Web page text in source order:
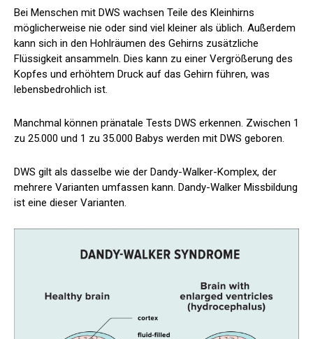
Bei Menschen mit DWS wachsen Teile des Kleinhirns
möglicherweise nie oder sind viel kleiner als üblich. Außerdem
kann sich in den Hohlräumen des Gehirns zusätzliche
Flüssigkeit ansammeln. Dies kann zu einer Vergrößerung des
Kopfes und erhöhtem Druck auf das Gehirn führen, was
lebensbedrohlich ist.
Manchmal können pränatale Tests DWS erkennen. Zwischen 1
zu 25.000 und 1 zu 35.000 Babys werden mit DWS geboren.
DWS gilt als dasselbe wie der Dandy-Walker-Komplex, der
mehrere Varianten umfassen kann. Dandy-Walker Missbildung
ist eine dieser Varianten.